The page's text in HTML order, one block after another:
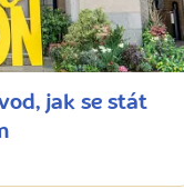
jak se stát